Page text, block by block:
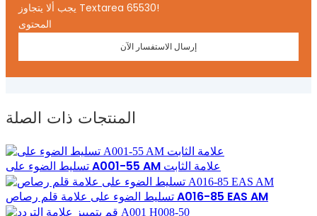
يجب ألا يتجاوز Textarea 65530!
المحتوى
إرسال الاستفسار الآن
المنتجات ذات الصلة
تسليط الضوء على A001-55 AM علامة الثابت
تسليط الضوء على علامة قلم رصاص A016-85 EAS AM